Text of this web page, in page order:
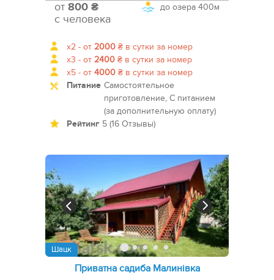
до озера 400м
от 800 ₴
с человека
x2 - от 2000 ₴ в сутки за номер
x3 - от 2400 ₴ в сутки за номер
x5 - от 4000 ₴ в сутки за номер
Питание Самостоятельное
приготовление, С питанием
(за дополнительную оплату)
Рейтинг 5 (16 Отзывы)
Шацк
Приватна садиба Малинівка